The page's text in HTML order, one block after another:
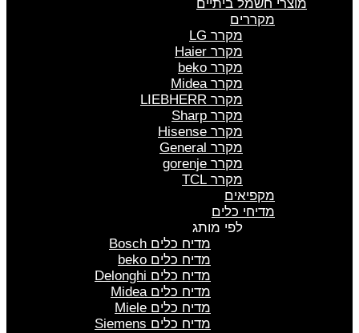
מוצרי חשמל ביתיים
מקפיאים
מדיחי כלים
לפי מותג
מדיח כלים Bosch
מדיח כלים beko
מדיח כלים Delonghi
מדיח כלים Midea
מדיח כלים Miele
מדיח כלים Siemens